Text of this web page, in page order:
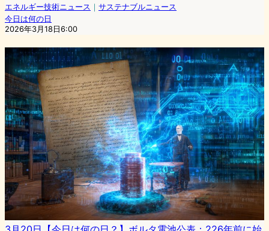
エネルギー技術ニュース ｜ サステナブルニュース
今日は何の日
2026年3月18日6:00